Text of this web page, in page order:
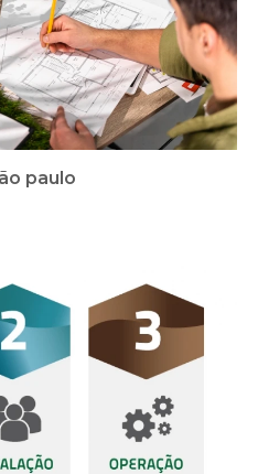
paulo